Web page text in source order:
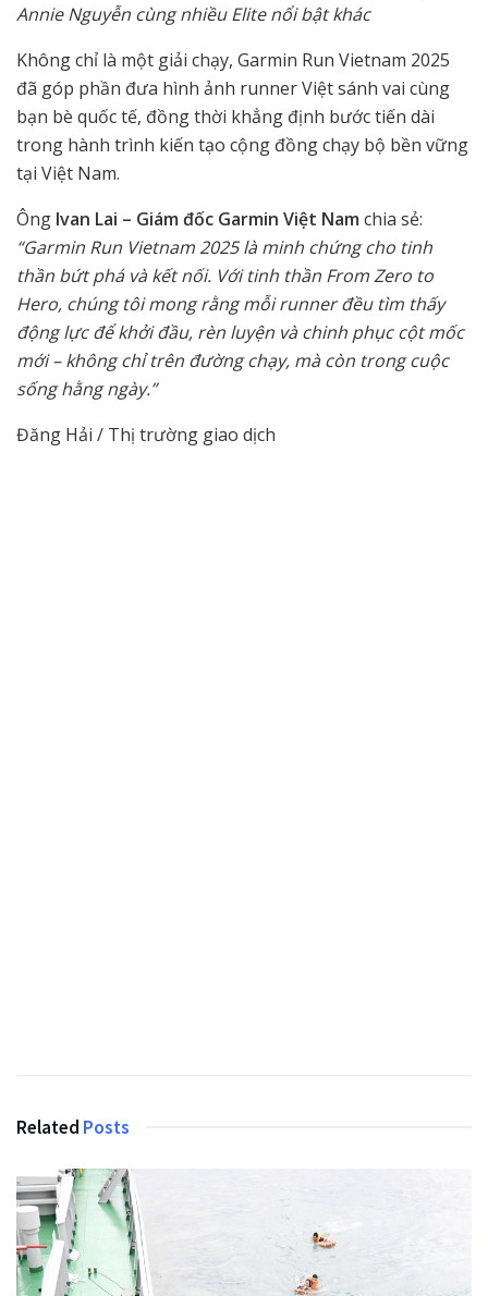
Annie Nguyễn cùng nhiều Elite nổi bật khác
Không chỉ là một giải chạy, Garmin Run Vietnam 2025
đã góp phần đưa hình ảnh runner Việt sánh vai cùng
bạn bè quốc tế, đồng thời khẳng định bước tiến dài
trong hành trình kiến tạo cộng đồng chạy bộ bền vững
tại Việt Nam.
Ông Ivan Lai – Giám đốc Garmin Việt Nam chia sẻ:
“Garmin Run Vietnam 2025 là minh chứng cho tinh
thần bứt phá và kết nối. Với tinh thần From Zero to
Hero, chúng tôi mong rằng mỗi runner đều tìm thấy
động lực để khởi đầu, rèn luyện và chinh phục cột mốc
mới – không chỉ trên đường chạy, mà còn trong cuộc
sống hằng ngày.”
Đăng Hải / Thị trường giao dịch
Related Posts